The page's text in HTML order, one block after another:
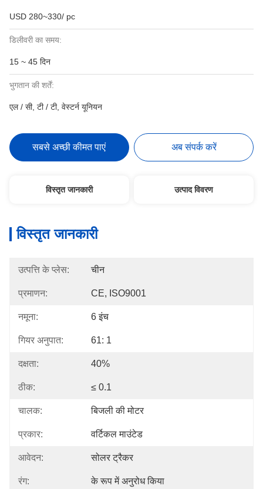
USD 280~330/ pc
डिलीवरी का समय:
15 ~ 45 दिन
भुगतान की शर्तें:
एल / सी, टी / टी, वेस्टर्न यूनियन
सबसे अच्छी कीमत पाएं अब संपर्क करें
विस्तृत जानकारी उत्पाद विवरण
विस्तृत जानकारी
उत्पत्ति के प्लेस: चीन
प्रमाणन: CE, ISO9001
नमूना: 6 इंच
गियर अनुपात: 61: 1
दक्षता: 40%
ठीक: ≤ 0.1
चालक: बिजली की मोटर
प्रकार: वर्टिकल माउंटेड
आवेदन: सोलर ट्रैकर
रंग: के रूप में अनुरोध किया